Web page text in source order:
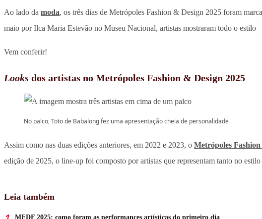
Ao lado da moda, os três dias de Metrópoles Fashion & Design 2025 foram
maio por Ilca Maria Estevão no Museu Nacional, artistas mostraram todo o estilo
Vem conferir!
Looks dos artistas no Metrópoles Fashion & Design 2025
No palco, Toto de Babalong fez uma apresentação cheia de personalidade
Assim como nas duas edições anteriores, em 2022 e 2023, o Metrópoles
edição de 2025, o line-up foi composto por artistas que representam tanto no
Leia também
MFDF 2025: como foram as performances artísticas do primeiro dia